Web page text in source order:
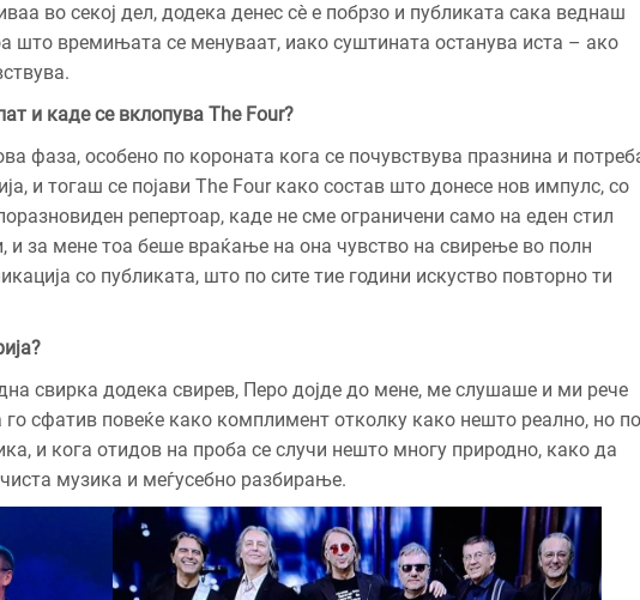
во секој дел, додека денес сè е побрзо и публиката сака веднаш
што времињата се менуваат, иако суштината останува иста – ако
и каде се вклопува The Four?
фаза, особено по короната кога се почувствува празнина и
и тогаш се појави The Four како состав што донесе нов импулс, со
репертоар, каде не сме ограничени само на еден стил
за мене тоа беше враќање на она чувство на свирење во полн
со публиката, што по сите тие години искуство повторно ти
свирка додека свирев, Перо дојде до мене, ме слушаше и ми рече
го сфатив повеќе како комплимент отколку како нешто реално, но по
и кога отидов на проба се случи нешто многу природно, како да
музика и меѓусебно разбирање.